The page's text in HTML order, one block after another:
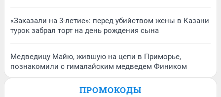
«Заказали на 3-летие»: перед убийством жены в Казани
турок забрал торт на день рождения сына
Медведицу Майю, жившую на цепи в Приморье,
познакомили с гималайским медведем Фиником
ПРОМОКОДЫ